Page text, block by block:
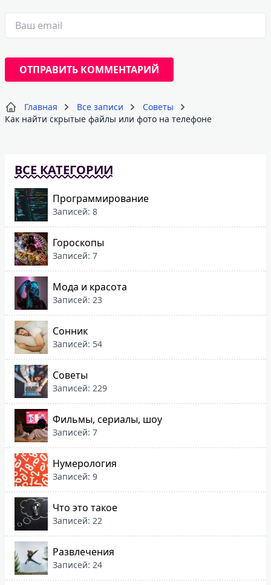
Главная Все записи
Советы
Как найти скрытые файлы или фото на телефоне
ВСЕ КАТЕГОРИИ
Программирование
Записей: 8
Гороскопы
Записей: 7
Мода и красота
Записей: 23
Сонник
Записей: 54
Советы
Записей: 229
Фильмы, сериалы, шоу
Записей: 7
Нумерология
Записей: 9
Что это такое
Записей: 22
Развлечения
Записей: 24